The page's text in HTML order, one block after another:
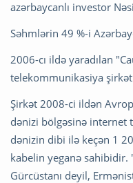
azərbaycanlı investor
Səhmlərin 49 %-i
2006-cı ildə yaradılan
telekommunikasiya
Şirkət 2008-ci ildən
dənizi bölgəsinə internet
dənizin dibi ilə keçən 1
kabelin yeganə sahibidir.
Gürcüstanı deyil,